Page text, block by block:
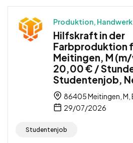
Produktion, Handwerk
Hilfskraft in der
Farbproduktion
Meitingen, M
20,00 € /
Studentenjob,
86405 Meitingen, M,
29/07/2026
Studentenjob